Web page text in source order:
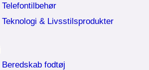
Telefontilbehør
Teknologi & Livsstilsprodukter
Beredskab fodtøj